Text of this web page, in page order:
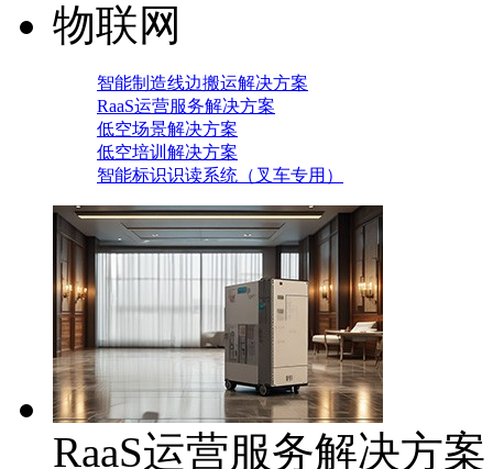
物联网
智能制造线边搬运解决方案
RaaS运营服务解决方案
低空场景解决方案
低空培训解决方案
智能标识识读系统（叉车专用）
RaaS运营服务解决方案